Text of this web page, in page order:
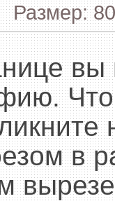
Размер:
вы
в